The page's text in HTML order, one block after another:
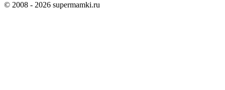
© 2008 - 2026 supermamki.ru